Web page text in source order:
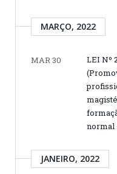
MARÇO, 2022
MAR 30
LEI Nº
normal
JANEIRO, 2022